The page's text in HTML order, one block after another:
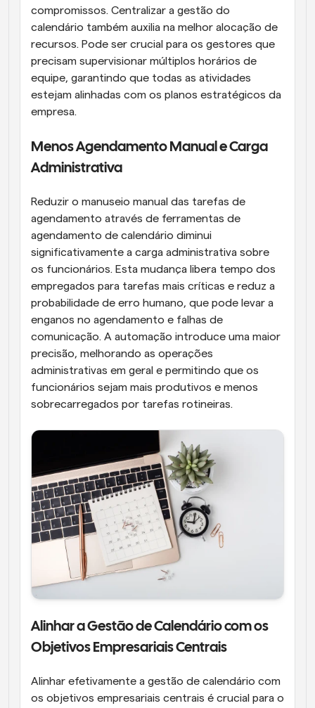
compromissos. Centralizar a gestão do
calendário também auxilia na melhor alocação de
recursos. Pode ser crucial para os gestores que
precisam supervisionar múltiplos horários de
equipe, garantindo que todas as atividades
estejam alinhadas com os planos estratégicos da
empresa.
Menos Agendamento Manual e Carga
Administrativa
Reduzir o manuseio manual das tarefas de
agendamento através de ferramentas de
agendamento de calendário diminui
significativamente a carga administrativa sobre
os funcionários. Esta mudança libera tempo dos
empregados para tarefas mais críticas e reduz a
probabilidade de erro humano, que pode levar a
enganos no agendamento e falhas de
comunicação. A automação introduce uma maior
precisão, melhorando as operações
administrativas em geral e permitindo que os
funcionários sejam mais produtivos e menos
sobrecarregados por tarefas rotineiras.
Alinhar a Gestão de Calendário com os
Objetivos Empresariais Centrais
Alinhar efetivamente a gestão de calendário com
os objetivos empresariais centrais é crucial para o